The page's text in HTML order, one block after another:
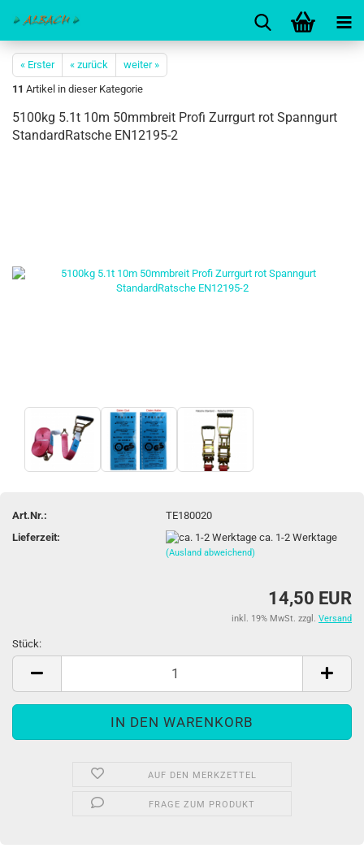
« Erster « zurück
weiter »
11 Artikel in dieser Kategorie
5100kg 5.1t 10m 50mmbreit Profi Zurrgurt rot Spanngurt
StandardRatsche EN12195-2
Art.Nr.:
TE180020
Lieferzeit:
ca. 1-2 Werktage
(Ausland abweichend)
14,50 EUR
inkl. 19% MwSt. zzgl. Versand
Stück:
Stück
AUF DEN MERKZETTEL
FRAGE ZUM PRODUKT